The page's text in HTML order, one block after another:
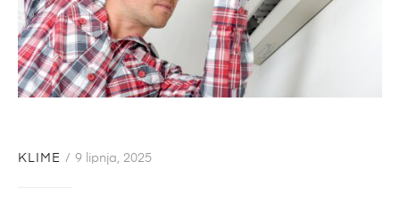
KLIME 9 lipnja, 2025